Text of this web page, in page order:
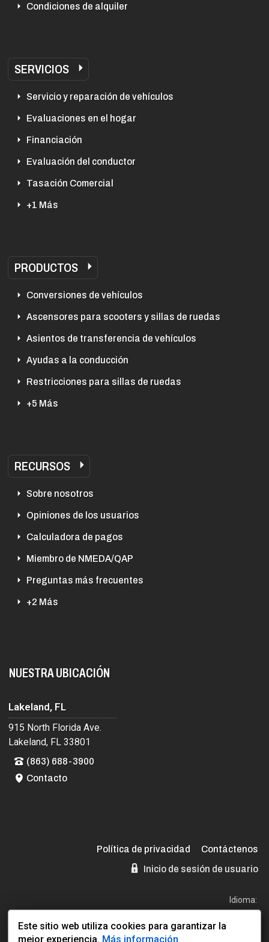
Condiciones de alquiler
SERVICIOS
Servicio y reparación de vehículos
Evaluaciones en el hogar
Financiación
Evaluación del conductor
Tasación Comercial
+1 Más
PRODUCTOS
Conversiones de vehículos
Ascensores para scooters y sillas de ruedas
Asientos de transferencia de vehículos
Ayudas a la conducción
Restricciones para sillas de ruedas
+5 Más
RECURSOS
Sobre nosotros
Opiniones de los usuarios
Calculadora de pagos
Miembro de NMEDA/QAP
Preguntas más frecuentes
+2 Más
NUESTRA UBICACIÓN
Lakeland, FL
915 North Florida Ave.
Lakeland, FL 33801
(863) 688-3900
Contacto
Política de privacidad
Contáctenos
Inicio de sesión de usuario
Idioma:
Este sitio web utiliza cookies para garantizar la
mejor experiencia. Más información